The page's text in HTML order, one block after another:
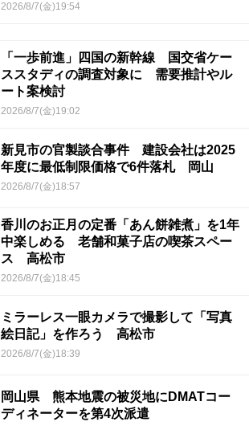
2026/8/7(金)19:54
「一歩前進」四国の新幹線 国交省ケー
ススタディの調査対象に 需要推計やル
ート案検討
2026/8/7(金)19:02
新見市の官製談合事件 建設会社は2025
年度に最低制限価格で6件落札 岡山
2026/8/7(金)18:57
香川のお正月の定番「あん餅雑煮」を1年
中楽しめる 老舗和菓子店の喫茶スペー
ス 高松市
2026/8/7(金)18:45
ミラーレス一眼カメラで撮影して「写真
絵日記」を作ろう 高松市
2026/8/7(金)18:39
岡山県 熊本地震の被災地にDMATコー
ディネーターを第4次派遣